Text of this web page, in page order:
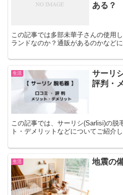
ある？
この記事では多部未華子さんの使用
ランドなのか？通販があるのかなど
生活
サーリ
評判・
この記事では、サーリシ(Sarlisi)の脱
ト・デメリットなどについてご紹介し
生活 地震の